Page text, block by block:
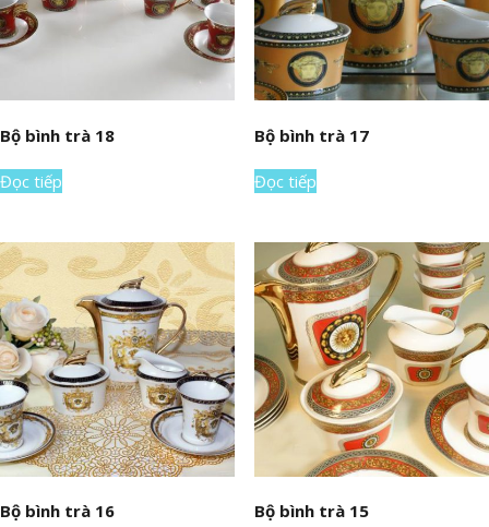
Bộ bình trà 18
Đọc tiếp
Bộ bình trà 17
Đọc tiếp
Bộ bình trà 16 Bộ bình trà 15